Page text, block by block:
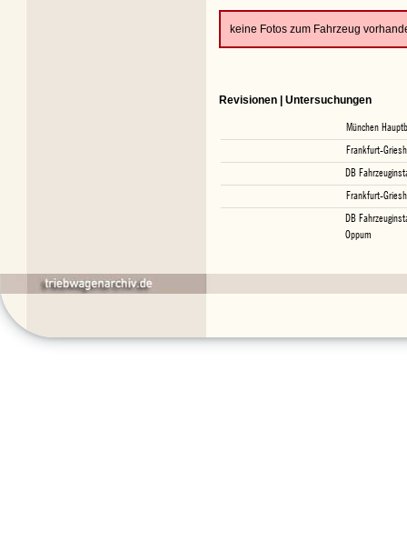
keine Fotos zum Fahrzeug
Revisionen | Untersuchungen
München
Frankfurt-
DB
Frankfurt-
DB
Oppum